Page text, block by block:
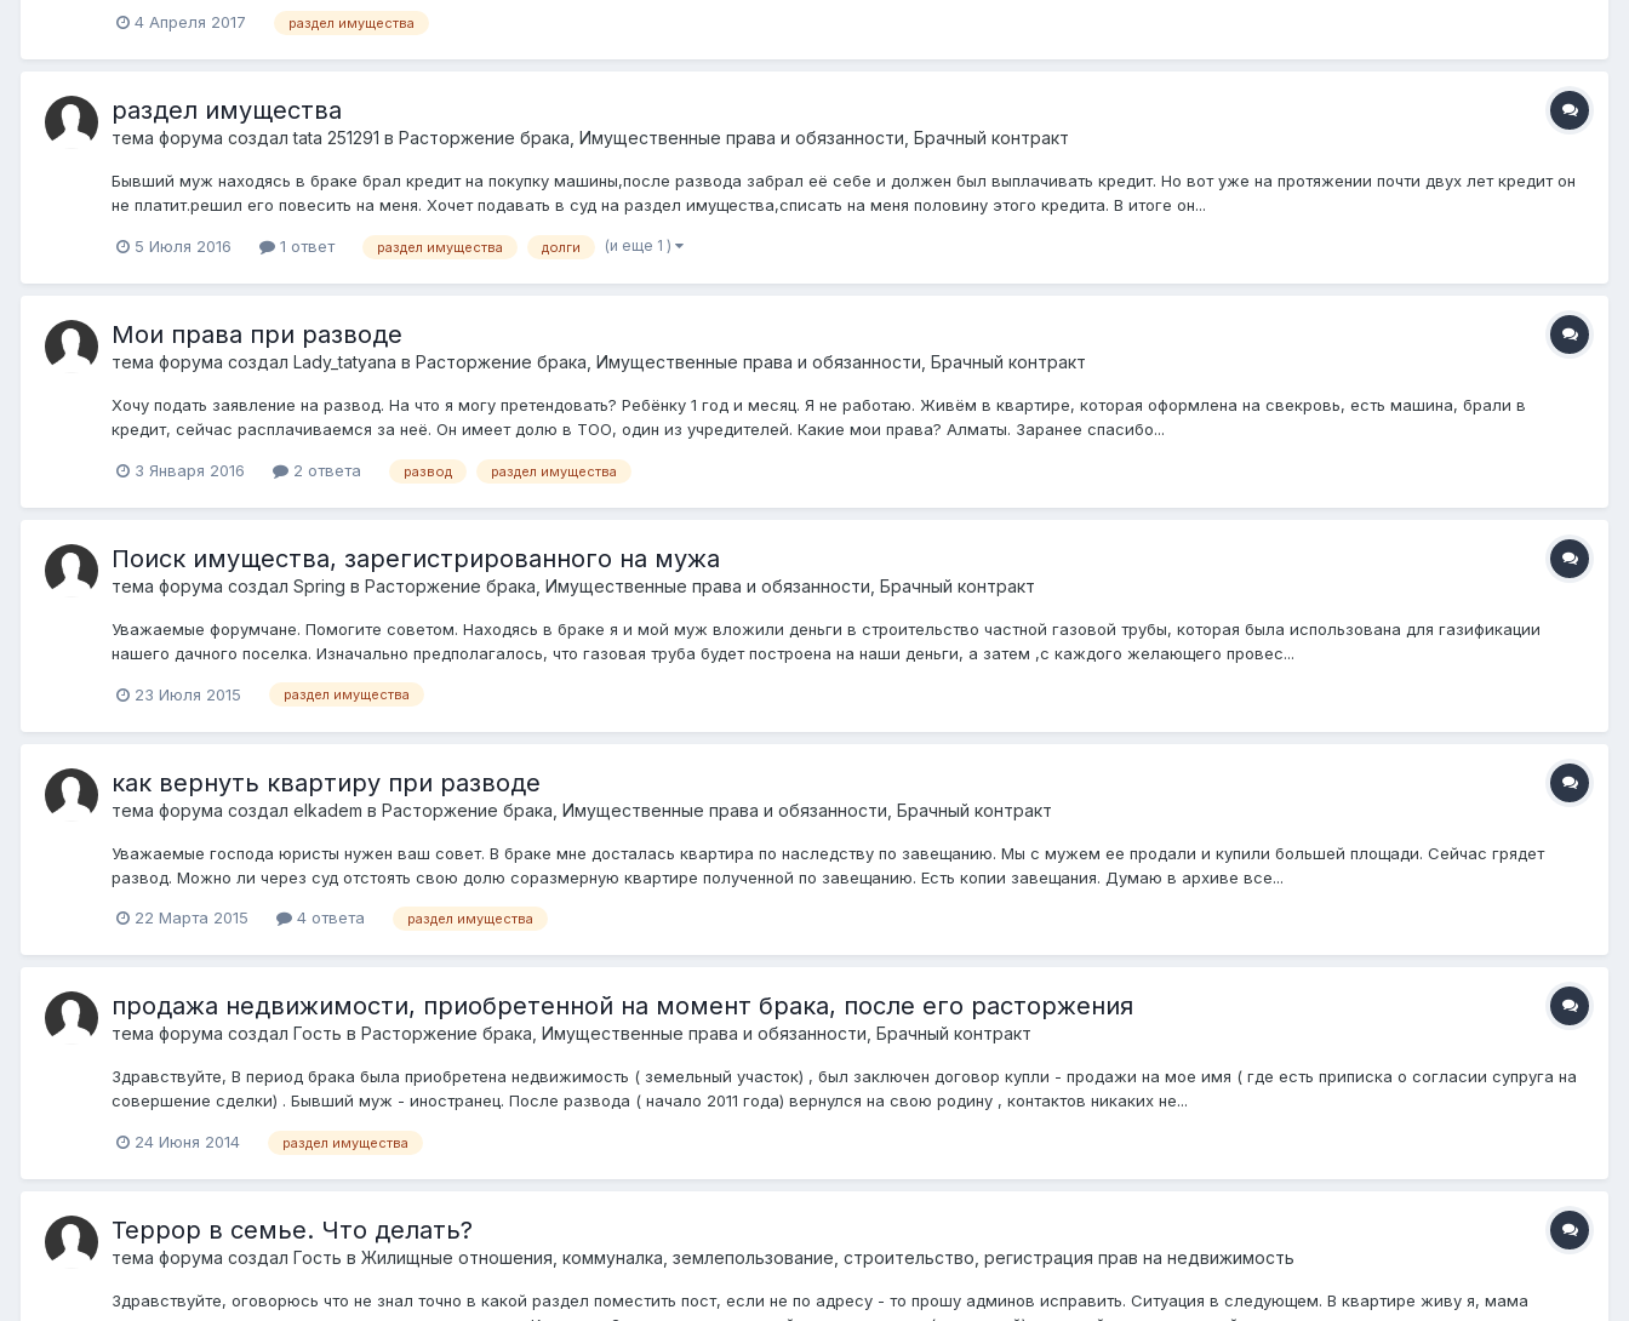
4 Апреля 2017 раздел имущества
раздел имущества
тема форума создалtata 251291 в Расторжение брака, Имущественные права и обязанности, Брачный контракт
Бывший муж находясь в браке брал кредит на покупку машины,после развода забрал её себе и должен был выплачивать кредит. Но вот уже на протяжении почти двух лет кредит он
не платит.решил его повесить на меня. Хочет подавать в суд на раздел имущества,списать на меня половину этого кредита. В итоге он...
5 Июля 2016 1 ответ раздел имущества долги (и еще 1 )
Мои права при разводе
тема форума создал Lady_tatyana в Расторжение брака, Имущественные права и обязанности, Брачный контракт
Хочу подать заявление на развод. На что я могу претендовать? Ребёнку 1 год и месяц. Я не работаю. Живём в квартире, которая оформлена на свекровь, есть машина, брали в
кредит, сейчас расплачиваемся за неё. Он имеет долю в ТОО, один из учредителей. Какие мои права? Алматы. Заранее спасибо...
3 Января 2016 2 ответа развод раздел имущества
Поиск имущества, зарегистрированного на мужа
тема форума создал Spring в Расторжение брака, Имущественные права и обязанности, Брачный контракт
Уважаемые форумчане. Помогите советом. Находясь в браке я и мой муж вложили деньги в строительство частной газовой трубы, которая была использована для газификации
нашего дачного поселка. Изначально предполагалось, что газовая труба будет построена на наши деньги, а затем ,с каждого желающего провес...
23 Июля 2015 раздел имущества
как вернуть квартиру при разводе
тема форума создал elkadem в Расторжение брака, Имущественные права и обязанности, Брачный контракт
Уважаемые господа юристы нужен ваш совет. В браке мне досталась квартира по наследству по завещанию. Мы с мужем ее продали и купили большей площади. Сейчас грядет
развод. Можно ли через суд отстоять свою долю соразмерную квартире полученной по завещанию. Есть копии завещания. Думаю в архиве все...
22 Марта 2015 4 ответа раздел имущества
продажа недвижимости, приобретенной на момент брака, после его расторжения
тема форума создал Гость в Расторжение брака, Имущественные права и обязанности, Брачный контракт
Здравствуйте, В период брака была приобретена недвижимость ( земельный участок) , был заключен договор купли - продажи на мое имя ( где есть приписка о согласии супруга на
совершение сделки) . Бывший муж - иностранец. После развода ( начало 2011 года) вернулся на свою родину , контактов никаких не...
24 Июня 2014 раздел имущества
Террор в семье. Что делать?
тема форума создал Гость в Жилищные отношения, коммуналка, землепользование, строительство, регистрация прав на недвижимость
Здравствуйте, оговорюсь что не знал точно в какой раздел поместить пост, если не по адресу - то прошу админов исправить. Ситуация в следующем. В квартире живу я, мама